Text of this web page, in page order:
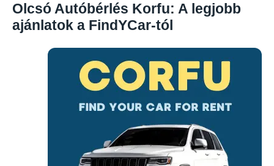
Olcsó Autóbérlés Korfu: A legjobb
ajánlatok a FindYCar-tól